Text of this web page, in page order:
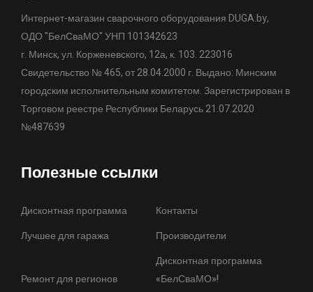
Интернет-магазин сварочного оборудования DUGA.by,
ОДО "БелСваМО" УНП 101342623
г. Минск, ул. Корженевского, 12а, к. 103. 223016
Свидетельство № 465, от 28.04.2000 г. Выдано: Минским
городским исполнительным комитетом. Зарегистрирован в
Торговом реестре Республики Беларусь 21.07.2020
№487639
Полезные ссылки
Дисконтная программа
Контакты
Лучшее для гаража
Производители
Ремонт для регионов
Дисконтная программа
«БелСваМО»!